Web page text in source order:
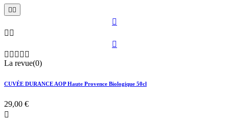
 

 

    
La revue(0)
CUVÉE DURANCE AOP Haute Provence Biologique 50cl
29,00 €
